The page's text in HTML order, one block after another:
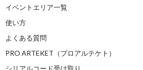
イベントエリア一覧
使い方
よくある質問
PRO ARTEKET（プロアルテケト）
シリアルコード受け取り